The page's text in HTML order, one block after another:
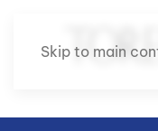
Skip to main